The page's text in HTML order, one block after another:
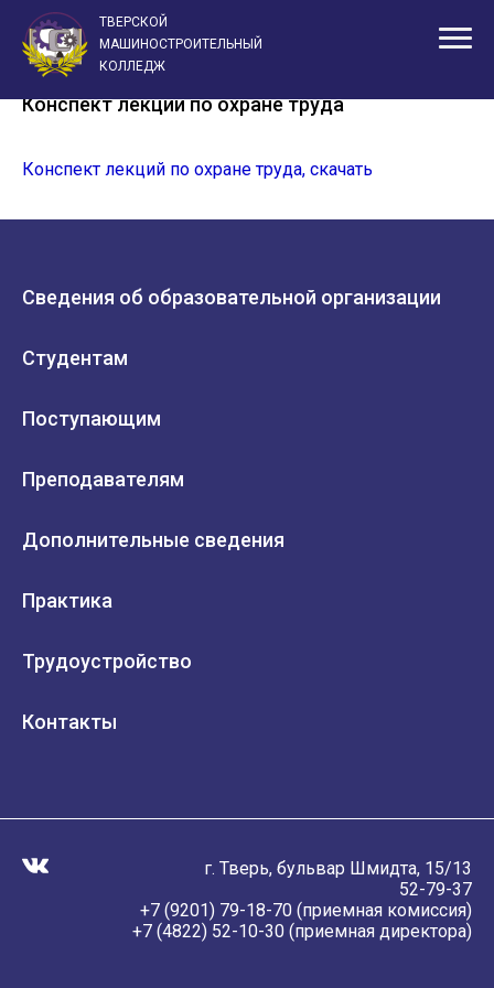
ТВЕРСКОЙ
МАШИНОСТРОИТЕЛЬНЫЙ
КОЛЛЕДЖ
Главная Студентам Конспект лекций по охране труда
Конспект лекций по охране труда
Конспект лекций по охране труда, скачать
Сведения об образовательной организации
Студентам
Поступающим
Преподавателям
Дополнительные сведения
Практика
Трудоустройство
Контакты
г. Тверь, бульвар Шмидта, 15/13
52-79-37
+7 (9201) 79-18-70 (приемная комиссия)
+7 (4822) 52-10-30 (приемная директора)